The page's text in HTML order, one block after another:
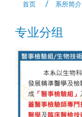
首页 系所简介
专业分组